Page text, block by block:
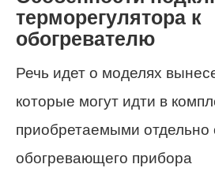
терморегулятора к
обогревателю
Речь идет о моделях
которые могут идти в
приобретаемыми отдельно
обогревающего прибора